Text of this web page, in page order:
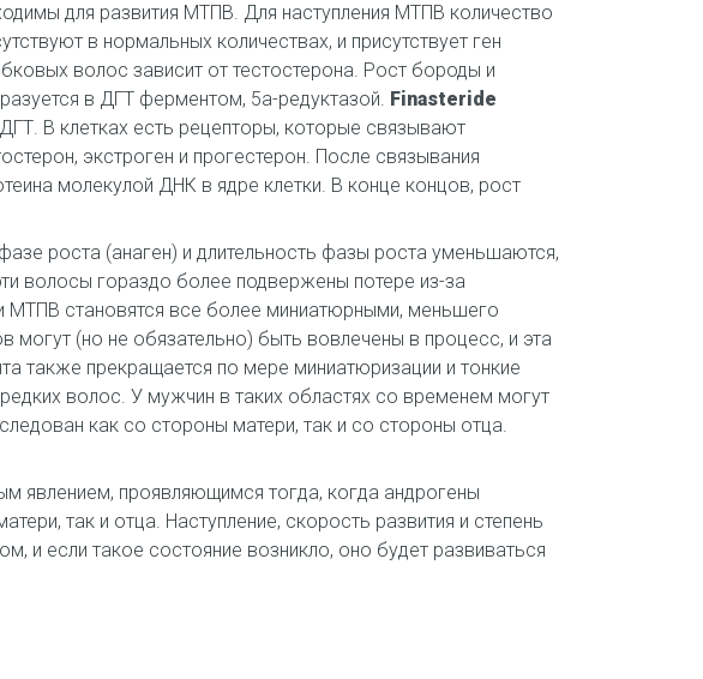
для развития МТПВ. Для наступления МТПВ количество
в нормальных количествах, и присутствует ген
волос зависит от тестостерона. Рост бороды и
в ДГТ ферментом, 5а-редуктазой. Finasteride
В клетках есть рецепторы, которые связывают
экстроген и прогестерон. После связывания
молекулой ДНК в ядре клетки. В конце концов, рост
роста (анаген) и длительность фазы роста уменьшаются,
волосы гораздо более подвержены потере из-за
становятся все более миниатюрными, меньшего
(но не обязательно) быть вовлечены в процесс, и эта
также прекращается по мере миниатюризации и тонкие
волос. У мужчин в таких областях со временем могут
как со стороны матери, так и со стороны отца.
явлением, проявляющимся тогда, когда андрогены
так и отца. Наступление, скорость развития и степень
и если такое состояние возникло, оно будет развиваться